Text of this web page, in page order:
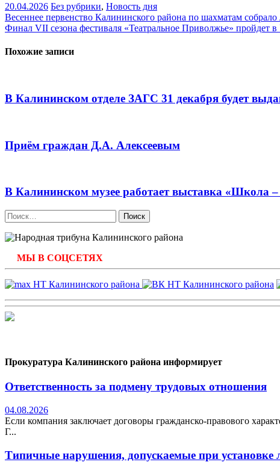
20.04.2026 Без рубрики, Новость дня
Навигация
по
записям
Весеннее первенство Калининского района по шахматам
Финал VII сезона фестиваля «Театральное Приволжье» пройдет
Похожие записи
В Калининском отделе ЗАГС 31 декабря будет
Приём граждан Д.А. Алексеевым
В Калининском музее работает выставка «Школа –
Найти:
МЫ В СОЦСЕТЯХ
Прокуратура Калининского района информирует
Ответственность за подмену трудовых отношения
04.08.2026
Если компания заключает договоры гражданско-правового
Г...
Типичные нарушения, допускаемые при установке